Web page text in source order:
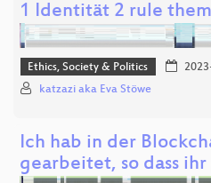
1 Identität 2 rule
Ethics, Society & Politics
katzazi aka Eva Stöwe
Ich hab in der
gearbeitet, so dass